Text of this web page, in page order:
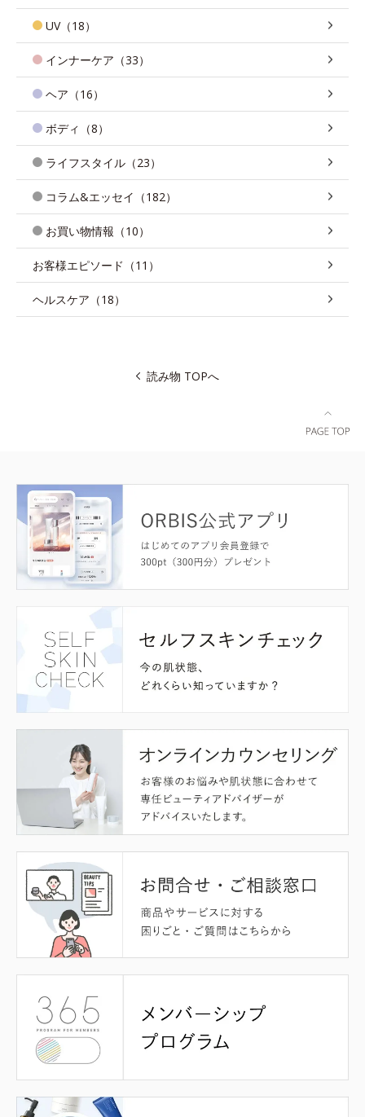
UV（18）
インナーケア（33）
ヘア（16）
ボディ（8）
ライフスタイル（23）
コラム&エッセイ（182）
お買い物情報（10）
お客様エピソード（11）
ヘルスケア（18）
読み物 TOPへ